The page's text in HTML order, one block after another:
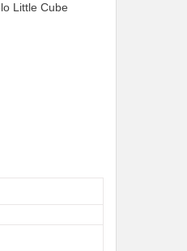
Little Cube